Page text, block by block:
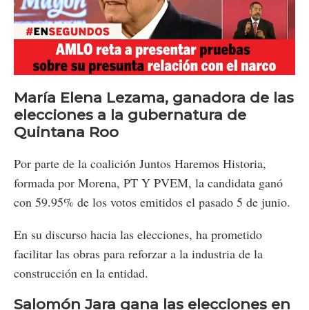
Unmute Loaded
100.00%
María Elena Lezama, ganadora de las
elecciones a la gubernatura de
Quintana Roo
Por parte de la coalición Juntos Haremos Historia,
formada por Morena, PT Y PVEM, la candidata ganó
con 59.95% de los votos emitidos el pasado 5 de junio.
En su discurso hacia las elecciones, ha prometido
facilitar las obras para reforzar a la industria de la
construcción en la entidad.
Salomón Jara gana las elecciones en